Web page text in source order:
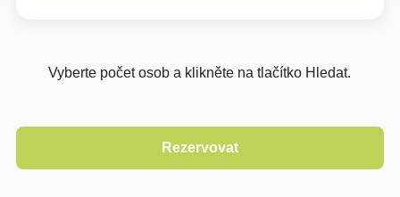
Vyberte počet osob a klikněte na tlačítko Hledat.